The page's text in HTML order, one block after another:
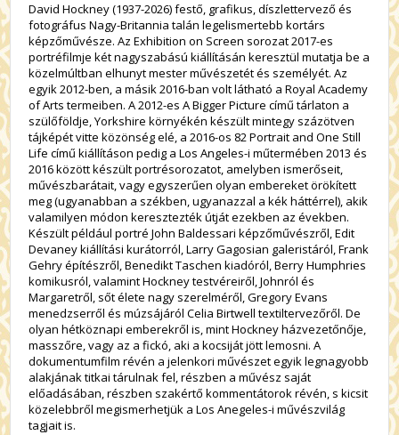
David Hockney (1937-2026) festő, grafikus, díszlettervező és
fotográfus Nagy-Britannia talán legelismertebb kortárs
képzőművésze. Az Exhibition on Screen sorozat 2017-es
portréfilmje két nagyszabású kiállításán keresztül mutatja be a
közelmúltban elhunyt mester művészetét és személyét. Az
egyik 2012-ben, a másik 2016-ban volt látható a Royal Academy
of Arts termeiben. A 2012-es A Bigger Picture című tárlaton a
szülőföldje, Yorkshire környékén készült mintegy százötven
tájképét vitte közönség elé, a 2016-os 82 Portrait and One Still
Life című kiállításon pedig a Los Angeles-i műtermében 2013 és
2016 között készült portrésorozatot, amelyben ismerőseit,
művészbarátait, vagy egyszerűen olyan embereket örökített
meg (ugyanabban a székben, ugyanazzal a kék háttérrel), akik
valamilyen módon keresztezték útját ezekben az években.
Készült például portré John Baldessari képzőművészről, Edit
Devaney kiállítási kurátorról, Larry Gagosian galeristáról, Frank
Gehry építészről, Benedikt Taschen kiadóról, Berry Humphries
komikusról, valamint Hockney testvéreiről, Johnról és
Margaretről, sőt élete nagy szerelméről, Gregory Evans
menedzserről és múzsájáról Celia Birtwell textiltervezőről. De
olyan hétköznapi emberekről is, mint Hockney házvezetőnője,
masszőre, vagy az a fickó, aki a kocsiját jött lemosni. A
dokumentumfilm révén a jelenkori művészet egyik legnagyobb
alakjának titkai tárulnak fel, részben a művész saját
előadásában, részben szakértő kommentátorok révén, s kicsit
közelebbről megismerhetjük a Los Anegeles-i művészvilág
tagjait is.